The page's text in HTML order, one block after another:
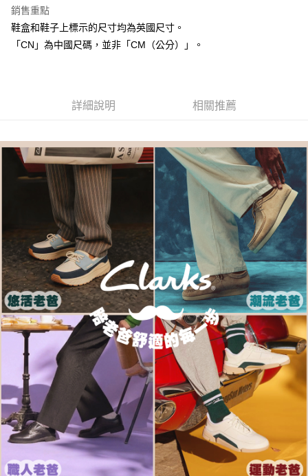
台灣樂天信用卡公司
２．便利：只要手機號碼，簡訊認證，即可結帳。
３．安心：先確認商品／服務後，再付款。
【「AFTEE先享後付」結帳流程】
ATM／網路銀行／等多元方式進行付款，方視為交易完成。
後付繳納相關費用。
※ 交易是否成功請以「AFTEE先享後付 」之結帳頁面顯示為準，若有關於
是否繳費成功／繳費後需取消欲退款等相關疑問，請聯繫「AFTEE先享後付
客戶支援中心」
https://netprotections.freshdesk.com/support/home
【注意事項】
１．透過由恩沛科技股份有限公司提供之「AFTEE先享後付」服務完成之交
易，需依本服務之必要範圍內提供個人資料，並將交易相關給付款項請求債
權轉讓予恩沛科技股份有限公司。
２．關於個人資料處理事宜，請瀏覽以下網址：
https://aftee.tw/terms/#terms3
３．未成年的使用者請事先徵得法定代理人或監護人之同意方可使用
「AFTEE先享後付」，若未經同意申辦者引起之損失，本公司不負相關責
任。
４．使用「AFTEE先享後付」時，將依據個別帳號之用戶狀況，依本公司即
時審查核予不同之上限額度；若仍有額度不足之情形，本公司將視審查結果
請求用戶進行身份認證。
５．嚴禁一人註冊多個帳號或使用他人資訊註冊。若發現惡意使用之情形，
恩沛科技股份有限公司將有權停止該用戶之使用額度並採取法律行動。
付款後全家取貨
每筆NT$80，滿NT$1,000(含以上)免運費
付款後7-11取貨
宅配
每筆NT$80，滿NT$1,000(含以上)免運費
宅配-離島
每筆NT$120，滿NT$1,000(含以上)免運費
銷售重點
鞋盒和鞋子上標示的尺寸均為英國尺寸。
「CN」為中國尺碼，並非「CM（公分）」。
詳細說明 相關推薦